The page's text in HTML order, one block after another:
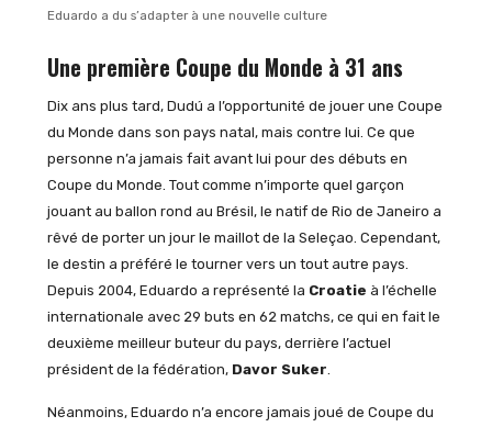
Eduardo a du s’adapter à une nouvelle culture
Une première Coupe du Monde à 31 ans
Dix ans plus tard, Dudú a l’opportunité de jouer une Coupe
du Monde dans son pays natal, mais contre lui. Ce que
personne n’a jamais fait avant lui pour des débuts en
Coupe du Monde. Tout comme n’importe quel garçon
jouant au ballon rond au Brésil, le natif de Rio de Janeiro a
rêvé de porter un jour le maillot de la Seleçao. Cependant,
le destin a préféré le tourner vers un tout autre pays.
Depuis 2004, Eduardo a représenté la Croatie à l’échelle
internationale avec 29 buts en 62 matchs, ce qui en fait le
deuxième meilleur buteur du pays, derrière l’actuel
président de la fédération, Davor Suker.
Néanmoins, Eduardo n’a encore jamais joué de Coupe du